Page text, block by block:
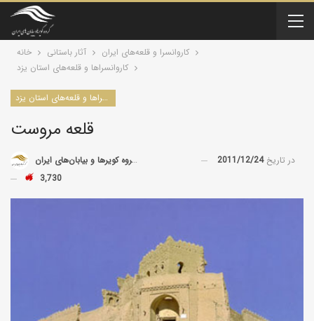
خانه آثار باستانی
کاروانسرا و قلعه‌های ایران
کاروانسراها و قلعه‌های استان یزد
کاروانسراها و قلعه‌های استان یزد
قلعه مروست
توسط گروه کویرها و بیابان‌های ایران در تاریخ2011/12/24
3,730